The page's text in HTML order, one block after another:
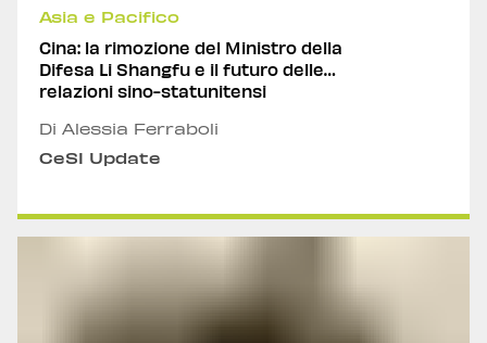
Asia e Pacifico
Cina: la rimozione del Ministro della
Difesa Li Shangfu e il futuro delle
relazioni sino-statunitensi
Di Alessia Ferraboli
CeSI Update